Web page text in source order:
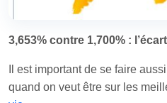
3,653% contre 1,700% :
Il est important de se faire
quand on veut être sur les